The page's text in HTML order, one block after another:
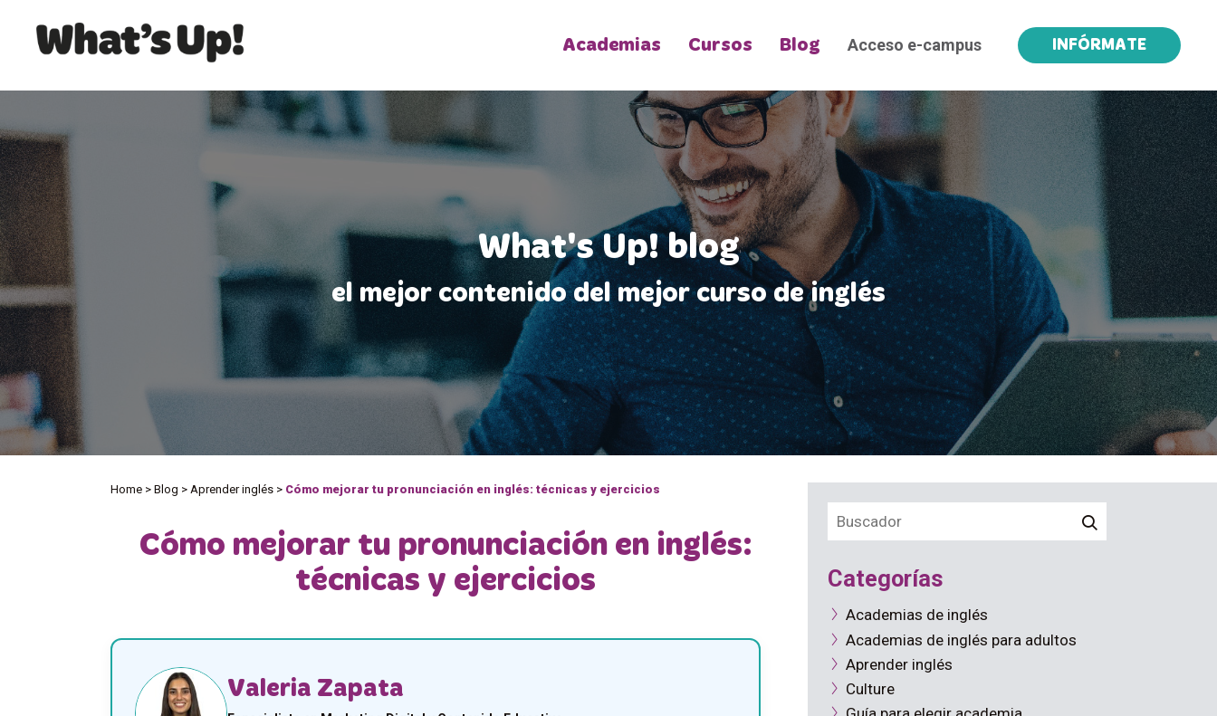
Academias Cursos Blog Acceso e-campus INFÓRMATE
What's Up! blog
el mejor contenido del mejor curso de inglés
Home > Blog > Aprender inglés > Cómo mejorar tu pronunciación en inglés: técnicas y ejercicios
Cómo mejorar tu pronunciación en inglés:
técnicas y ejercicios
Valeria Zapata
Categorías
Academias de inglés
Academias de inglés para adultos
Aprender inglés
Culture